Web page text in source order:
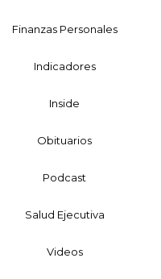
Finanzas Personales
Indicadores
Inside
Obituarios
Podcast
Salud Ejecutiva
Videos